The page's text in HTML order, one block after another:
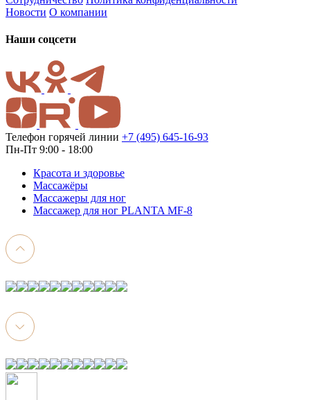
Новости О компании
Наши соцсети
Телефон горячей линии +7 (495) 645-16-93
Пн-Пт 9:00 - 18:00
Красота и здоровье
Массажёры
Массажеры для ног
Массажер для ног PLANTA MF-8